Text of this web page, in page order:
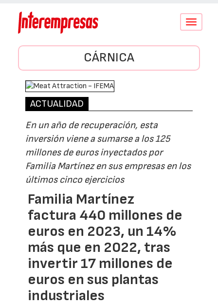
Conmutar
CÁRNICA
ACTUALIDAD
En un año de recuperación, esta
inversión viene a sumarse a los 125
millones de euros inyectados por
Familia Martínez en sus empresas en los
últimos cinco ejercicios
Familia Martínez
factura 440 millones de
euros en 2023, un 14%
más que en 2022, tras
invertir 17 millones de
euros en sus plantas
industriales